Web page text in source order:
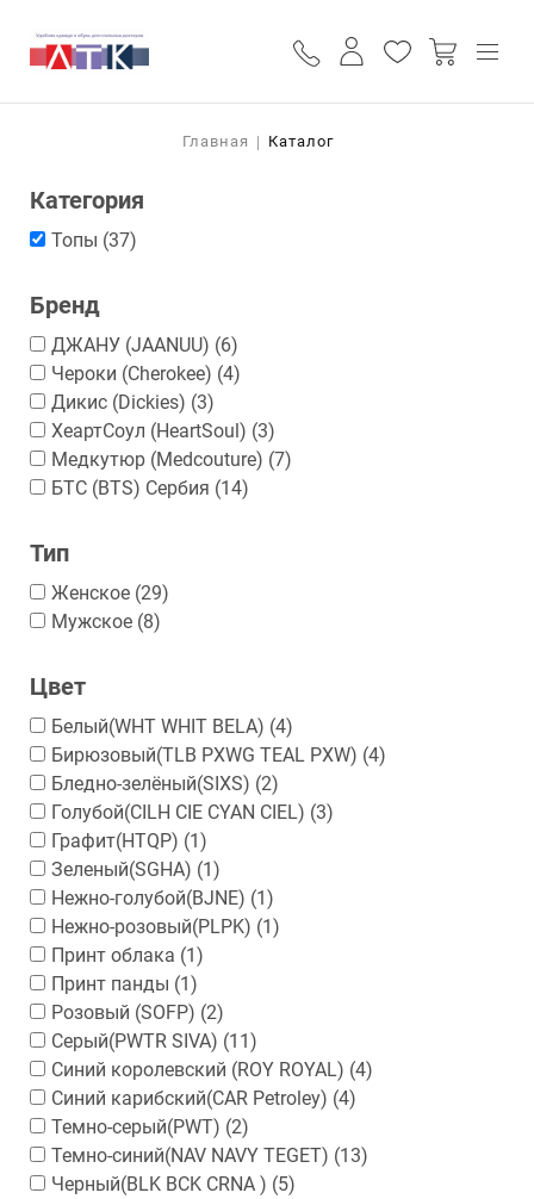
О НАС
ПОИСК
Строка навигации
Главная Каталог
Категория
Топы (37)
Бренд
ДЖАНУ (JAANUU) (6)
Чероки (Cherokee) (4)
Дикис (Dickies) (3)
ХеартСоул (HeartSoul) (3)
Медкутюр (Medcouture) (7)
БТС (BTS) Сербия (14)
Тип
Женское (29)
Мужское (8)
Цвет
Белый(WHT WHIT BELA) (4)
Бирюзовый(TLB PXWG TEAL PXW) (4)
Бледно-зелёный(SIXS) (2)
Голубой(CILH CIE CYAN CIEL) (3)
Графит(HTQP) (1)
Зеленый(SGHA) (1)
Нежно-голубой(BJNE) (1)
Нежно-розовый(PLPK) (1)
Принт облака (1)
Принт панды (1)
Розовый (SOFP) (2)
Серый(PWTR SIVA) (11)
Cиний королевский (ROY ROYAL) (4)
Синий карибский(CAR Petroley) (4)
Темно-серый(PWT) (2)
Темно-синий(NAV NAVY TEGET) (13)
Черный(BLK BCK CRNA ) (5)